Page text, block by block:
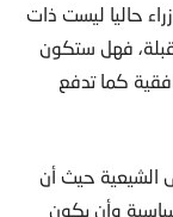
حاليا ليست ذات
فهل ستكون
كما تدفع
الشيعية حيث أن
وأن يكون